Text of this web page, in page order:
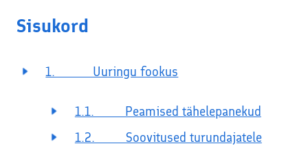
Sisukord
1. Uuringu fookus
1.1. Peamised tähelepanekud
1.2. Soovitused turundajatele